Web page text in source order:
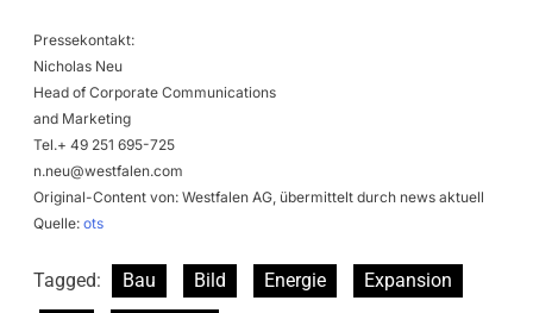
Pressekontakt:
Nicholas Neu
Head of Corporate Communications
and Marketing
Tel.+ 49 251 695-725
n.neu@westfalen.com
Original-Content von: Westfalen AG, übermittelt durch news aktuell
Quelle: ots
Tagged: Bau Bild Energie
Expansion